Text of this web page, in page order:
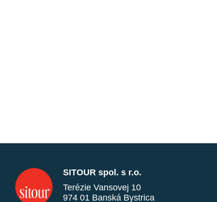
SITOUR spol. s r.o.
Terézie Vansovej 10
974 01 Banská Bystrica